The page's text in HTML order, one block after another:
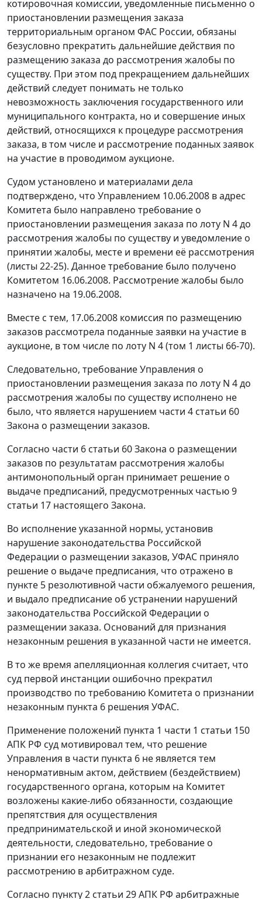
котировочная комиссии, уведомленные письменно о
приостановлении размещения заказа
территориальным органом ФАС России, обязаны
безусловно прекратить дальнейшие действия по
размещению заказа до рассмотрения жалобы по
существу. При этом под прекращением дальнейших
действий следует понимать не только
невозможность заключения государственного или
муниципального контракта, но и совершение иных
действий, относящихся к процедуре рассмотрения
заказа, в том числе и рассмотрение поданных заявок
на участие в проводимом аукционе.
Судом установлено и материалами дела
подтверждено, что Управлением 10.06.2008 в адрес
Комитета было направлено требование о
приостановлении размещения заказа по лоту N 4 до
рассмотрения жалобы по существу и уведомление о
принятии жалобы, месте и времени её рассмотрения
(листы 22-25). Данное требование было получено
Комитетом 16.06.2008. Рассмотрение жалобы было
назначено на 19.06.2008.
Вместе с тем, 17.06.2008 комиссия по размещению
заказов рассмотрела поданные заявки на участие в
аукционе, в том числе по лоту N 4 (том 1 листы 66-70).
Следовательно, требование Управления о
приостановлении размещения заказа по лоту N 4 до
рассмотрения жалобы по существу исполнено не
было, что является нарушением части 4 статьи 60
Закона о размещении заказов.
Согласно части 6 статьи 60 Закона о размещении
заказов по результатам рассмотрения жалобы
антимонопольный орган принимает решение о
выдаче предписаний, предусмотренных частью 9
статьи 17 настоящего Закона.
Во исполнение указанной нормы, установив
нарушение законодательства Российской
Федерации о размещении заказов, УФАС приняло
решение о выдаче предписания, что отражено в
пункте 5 резолютивной части обжалуемого решения,
и выдало предписание об устранении нарушений
законодательства Российской Федерации о
размещении заказа. Оснований для признания
незаконным решения в указанной части не имеется.
В то же время апелляционная коллегия считает, что
суд первой инстанции ошибочно прекратил
производство по требованию Комитета о признании
незаконным пункта 6 решения УФАС.
Применение положений пункта 1 части 1 статьи 150
АПК РФ суд мотивировал тем, что решение
Управления в части пункта 6 не является тем
ненормативным актом, действием (бездействием)
государственного органа, которым на Комитет
возложены какие-либо обязанности, создающие
препятствия для осуществления
предпринимательской и иной экономической
деятельности, следовательно, требование о
признании его незаконным не подлежит
рассмотрению в арбитражном суде.
Согласно пункту 2 статьи 29АПК РФ арбитражные